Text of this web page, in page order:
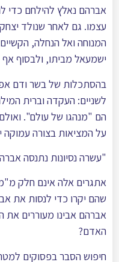
אברהם נאלץ להילחם כדי
עצמו. גם לאחר שנולד
המנוחה ואל הנחלה,
ישמעאל מביתו, ולבסוף
בהסתכלות של בשר ודם
לשניים: העקדה וברית
הם "מנהגו של עולם".
על המציאות בצורה עמוקה
"עשרה נסיונות נתנסה
אתגרים אלה אינם חלק
שהם יקרו כדי לנסות את
אברהם אבינו מעוררים
האדם?
חיפוש הסבר בפסוקים